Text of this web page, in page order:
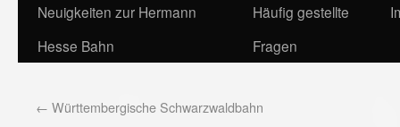
Neuigkeiten zur Hermann
Hesse Bahn
Häufig gestellte
Fragen
← Württembergische Schwarzwaldbahn